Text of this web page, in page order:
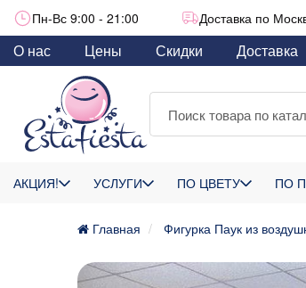
Пн-Вс 9:00 - 21:00 Доставка по
О нас Цены Скидки Доставка
АКЦИЯ! УСЛУГИ ПО ЦВЕТУ ПО
Главная Фигурка Паук из